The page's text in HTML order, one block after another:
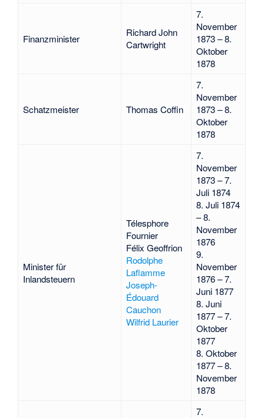
Finanzminister
Richard John
Cartwright
7.
November
1873 – 8.
Oktober
1878
Schatzmeister Thomas Coffin
7.
November
1873 – 8.
Oktober
1878
Minister für
Inlandsteuern
Télesphore
Fournier
Félix Geoffrion
Rodolphe
Laflamme
Joseph-
Édouard
Cauchon
Wilfrid Laurier
7.
November
1873 – 7.
Juli 1874
8. Juli 1874
– 8.
November
1876
9.
November
1876 – 7.
Juni 1877
8. Juni
1877 – 7.
Oktober
1877
8. Oktober
1877 – 8.
November
1878
7.